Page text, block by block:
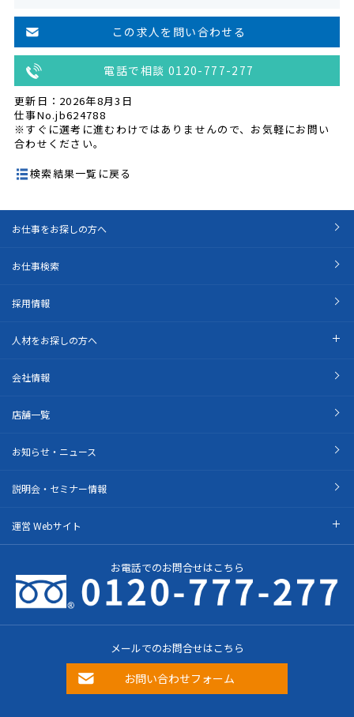
この求人を問い合わせる
電話で相談 0120-777-277
更新日：2026年8月3日
仕事No.jb624788
※すぐに選考に進むわけではありませんので、お気軽にお問い
合わせください。
検索結果一覧に戻る
お仕事をお探しの方へ
お仕事検索
採用情報
人材をお探しの方へ
会社情報
店舗一覧
お知らせ・ニュース
説明会・セミナー情報
運営 Webサイト
お電話でのお問合せはこちら
メールでのお問合せはこちら
お問い合わせフォーム